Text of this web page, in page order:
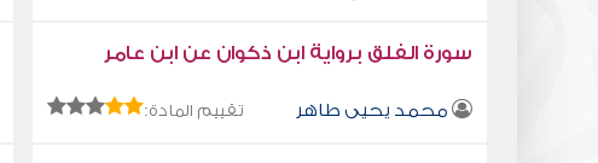
سورة الفلق برواية ابن ذكوان عن ابن عامر
محمد يحيى طاهر تقييم المادة: